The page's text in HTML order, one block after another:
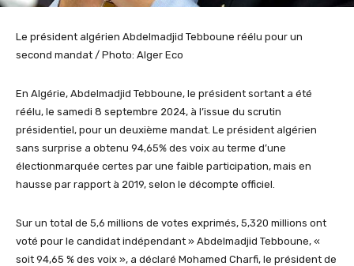
Le président algérien Abdelmadjid Tebboune réélu pour un
second mandat / Photo: Alger Eco
En Algérie, Abdelmadjid Tebboune, le président sortant a été
réélu, le samedi 8 septembre 2024, à l’issue du scrutin
présidentiel, pour un deuxième mandat. Le président algérien
sans surprise a obtenu 94,65% des voix au terme d’une
électionmarquée certes par une faible participation, mais en
hausse par rapport à 2019, selon le décompte officiel.
Sur un total de 5,6 millions de votes exprimés, 5,320 millions ont
voté pour le candidat indépendant » Abdelmadjid Tebboune, «
soit 94,65 % des voix », a déclaré Mohamed Charfi, le président de